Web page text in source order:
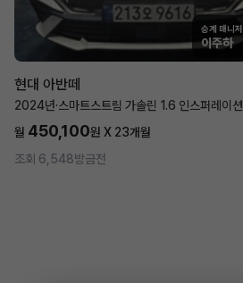
승계 매니저
이주하
현대 아반떼
2024년·스마트스트림 가솔린 1.6 인스퍼레이션
월 450,100원 X 23개월
조회 6,548방금전